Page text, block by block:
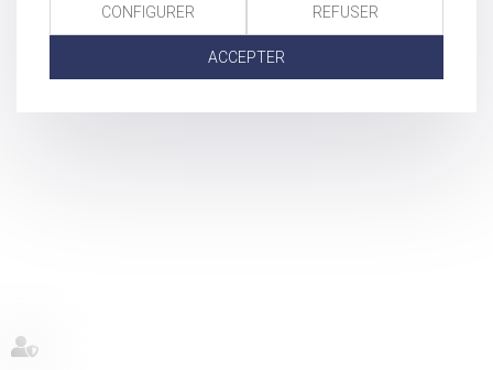
CONFIGURER REFUSER
ACCEPTER